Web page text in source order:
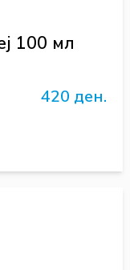
100 мл
420 ден.